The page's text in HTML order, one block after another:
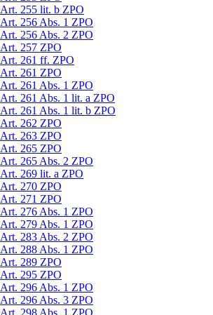
Art. 255 lit. b ZPO
Art. 256 Abs. 1 ZPO
Art. 256 Abs. 2 ZPO
Art. 257 ZPO
Art. 261 ff. ZPO
Art. 261 ZPO
Art. 261 Abs. 1 ZPO
Art. 261 Abs. 1 lit. a ZPO
Art. 261 Abs. 1 lit. b ZPO
Art. 262 ZPO
Art. 263 ZPO
Art. 265 ZPO
Art. 265 Abs. 2 ZPO
Art. 269 lit. a ZPO
Art. 270 ZPO
Art. 271 ZPO
Art. 276 Abs. 1 ZPO
Art. 279 Abs. 1 ZPO
Art. 283 Abs. 2 ZPO
Art. 288 Abs. 1 ZPO
Art. 289 ZPO
Art. 295 ZPO
Art. 296 Abs. 1 ZPO
Art. 296 Abs. 3 ZPO
Art. 298 Abs. 1 ZPO